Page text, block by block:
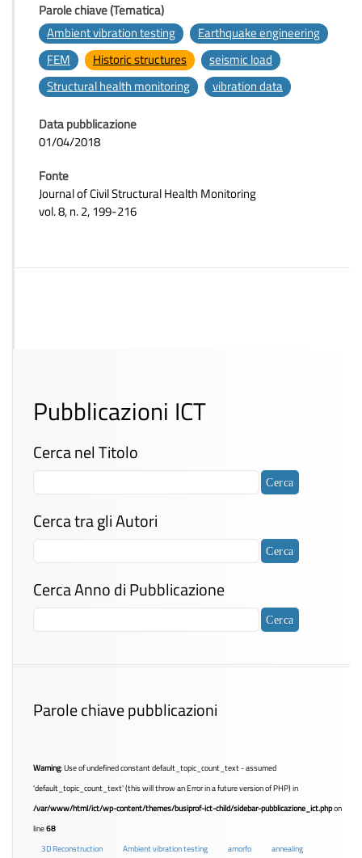
Parole chiave (Tematica)
Ambient vibration testing
Earthquake engineering
FEM
Historic structures
seismic load
Structural health monitoring
vibration data
Data pubblicazione
01/04/2018
Fonte
Journal of Civil Structural Health Monitoring
vol. 8, n. 2, 199-216
Pubblicazioni ICT
Cerca nel Titolo
Cerca tra gli Autori
Cerca Anno di Pubblicazione
Parole chiave pubblicazioni
Warning: Use of undefined constant default_topic_count_text - assumed
'default_topic_count_text' (this will throw an Error in a future version of PHP) in
/var/www/html/ict/wp-content/themes/busiprof-ict-child/sidebar-pubblicazione_ict.phpon
line68
3D Reconstruction
Ambient vibration testing amorfo
annealing